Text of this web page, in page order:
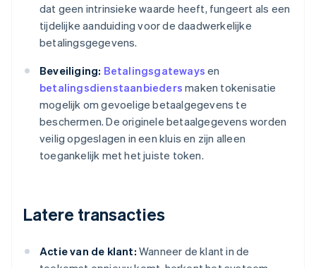
dat geen intrinsieke waarde heeft, fungeert als een
tijdelijke aanduiding voor de daadwerkelijke
betalingsgegevens.
Beveiliging: Betalingsgateways en
betalingsdienstaanbieders maken tokenisatie
mogelijk om gevoelige betaalgegevens te
beschermen. De originele betaalgegevens worden
veilig opgeslagen in een kluis en zijn alleen
toegankelijk met het juiste token.
Latere transacties
Actie van de klant: Wanneer de klant in de